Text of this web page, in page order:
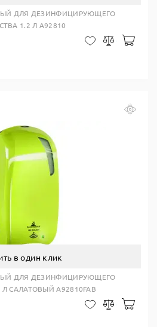
ДЛЯ ДЕЗИНФИЦИРУЮЩЕГО
1.2 Л A92810
В закладки
Сравнить
в один клик
ДЛЯ ДЕЗИНФИЦИРУЮЩЕГО
САЛАТОВЫЙ A92810FAB
В закладки
Сравнить